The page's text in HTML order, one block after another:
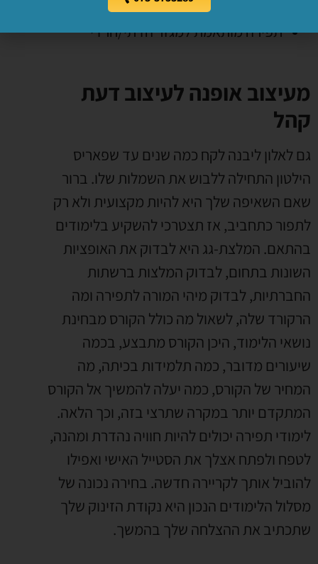
קורס טקסטיל
תפירה מותאמת למגזר הדתי/חרדי
מעיצוב אופנה לעיצוב דעת
קהל
גם לאלון ליבנה לקח כמה שנים עד שפאריס
הילטון התחילה ללבוש את השמלות שלו. ברור
שאם השאיפה שלך היא להיות מקצועית ולא רק
לתפור כתחביב, אז תצטרכי להשקיע בלימודים
בהתאם. המלצת-גג היא לבדוק את האופציות
השונות בתחום, לבדוק המלצות ברשתות
החברתיות, לבדוק מיהי המורה לתפירה ומה
הרקורד שלה, לשאול מה כולל הקורס מבחינת
נושאי הלימוד, היכן הקורס מתבצע, בכמה
שיעורים מדובר, כמה תלמידות בכיתה, מה
המחיר של הקורס, כמה יעלה להמשיך אל הקורס
המתקדם יותר במקרה שתרצי בזה, וכך הלאה.
לימודי תפירה יכולים להיות חוויה נהדרת ומהנה,
לטפח ולפתח אצלך את הסטייל האישי ואפילו
להוביל אותך לקריירה חדשה. בחירה נכונה של
מסלול הלימודים הנכון היא נקודת הזינוק שלך
שתכתיב את ההצלחה שלך בהמשך.